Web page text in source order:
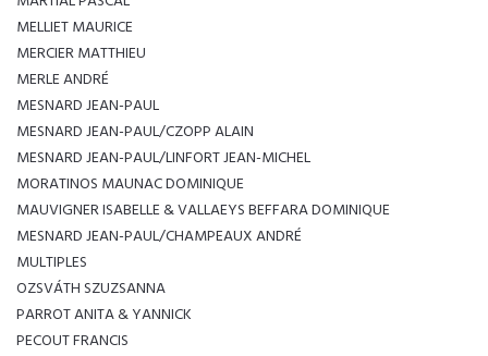
MELLIET MAURICE
MERCIER MATTHIEU
MERLE ANDRÉ
MESNARD JEAN-PAUL
MESNARD JEAN-PAUL/CZOPP ALAIN
MESNARD JEAN-PAUL/LINFORT JEAN-MICHEL
MORATINOS MAUNAC DOMINIQUE
MAUVIGNER ISABELLE & VALLAEYS BEFFARA DOMINIQUE
MESNARD JEAN-PAUL/CHAMPEAUX ANDRÉ
MULTIPLES
OZSVÁTH SZUZSANNA
PARROT ANITA & YANNICK
PECOUT FRANCIS